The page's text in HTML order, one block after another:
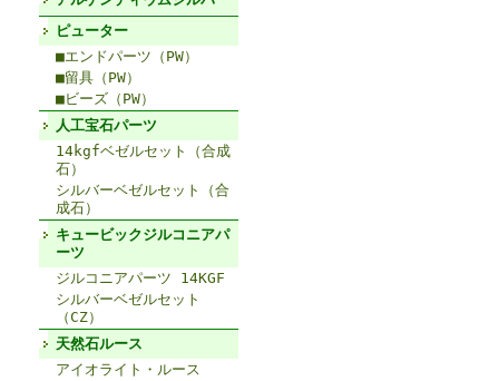
ピューター
■エンドパーツ（PW）
■留具（PW）
■ビーズ（PW）
人工宝石パーツ
14kgfベゼルセット（合成
石）
シルバーベゼルセット（合
成石）
キュービックジルコニアパ
ーツ
ジルコニアパーツ 14KGF
シルバーベゼルセット
（CZ）
天然石ルース
アイオライト・ルース